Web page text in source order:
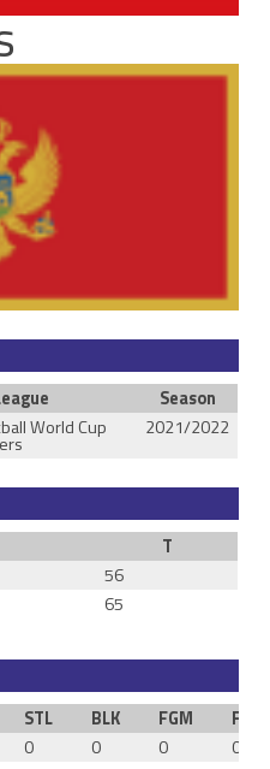
Season
World Cup 2021/2022
T
56
65
STL BLK FGM
FGA
0 0 0 0